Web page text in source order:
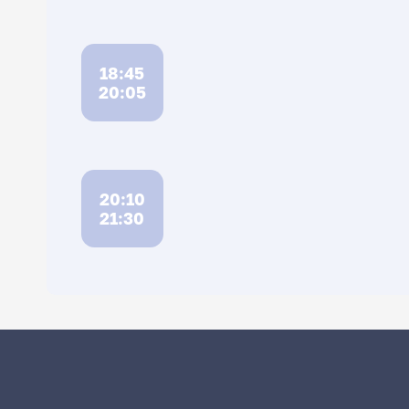
18:45
20:05
20:10
21:30